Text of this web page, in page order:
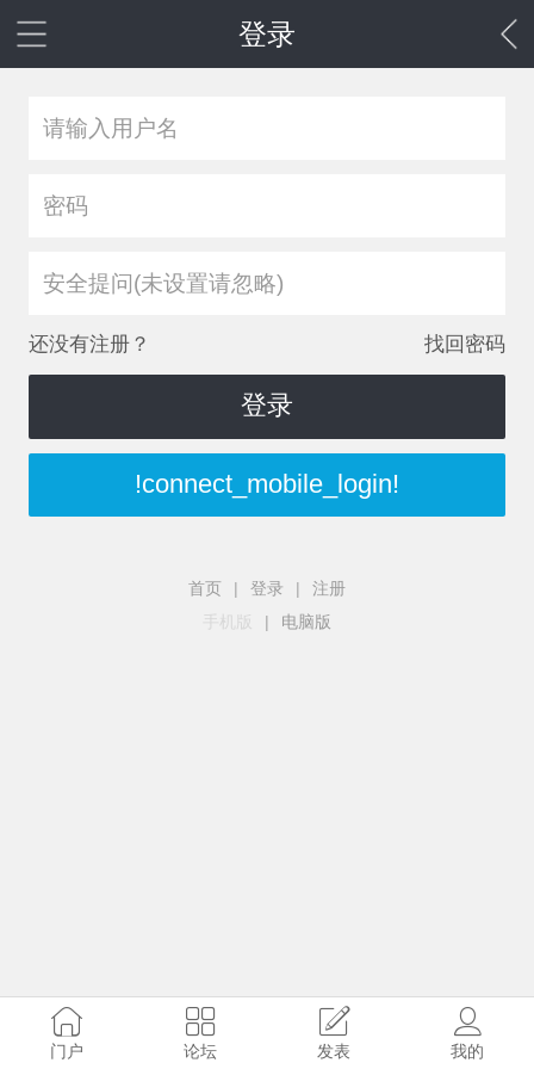
登录
安全提问(未设置请忽略)
还没有注册？ 找回密码
登录
!connect_mobile_login!
首页 | 登录 |
注册
手机版
| 电脑版
门户 论坛 发表 我的